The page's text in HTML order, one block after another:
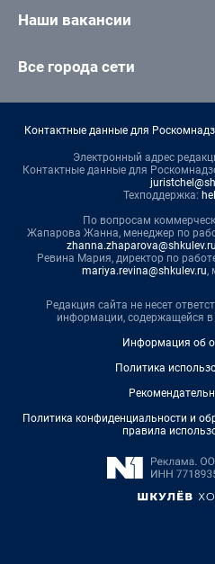
Наши вакансии
Все города сети
Контактные данные для
Электронный адрес
Контактные данные для
Техподдержка:
По вопросам
Жапарова Жанна, менеджер по
zhanna.zhaparova@shkulev.ru
Ревина Мария, директор по
mariya.revina@shkulev.ru,
Редакция сайта не несет
информации, содержащейся
Информация об
Политика
Политика конфиденциальности и
правила